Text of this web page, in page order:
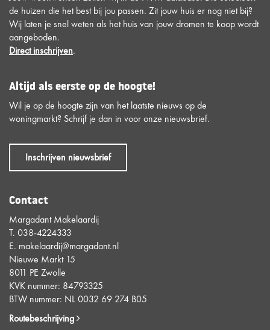
de huizen die het best bij jou passen. Zit jouw huis er nog niet bij?
Wij laten je snel weten als het huis van jouw dromen te koop wordt
aangeboden.
Direct inschrijven.
Altijd als eerste op de hoogte!
Wil je op de hoogte zijn van het laatste nieuws op de
woningmarkt? Schrijf je dan in voor onze nieuwsbrief.
Inschrijven nieuwsbrief
Contact
Margadant Makelaardij
T. 038-4224333
E. makelaardij@margadant.nl
Nieuwe Markt 15
8011 PE Zwolle
KVK nummer: 84793325
BTW nummer: NL 0032 69 274 B05
Routebeschrijving